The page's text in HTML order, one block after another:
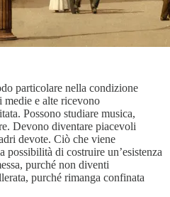
particolare nella condizione
e alte ricevono
Possono studiare musica,
Devono diventare piacevoli
devote. Ciò che viene
possibilità di costruire un’esistenza
purché non diventi
purché rimanga confinata